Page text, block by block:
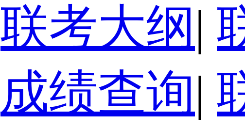
联考大纲 |
成绩查询|